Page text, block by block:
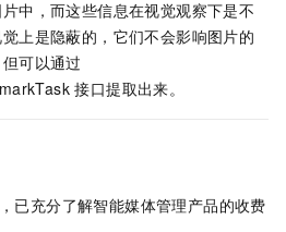
中，而这些信息在视觉观察下是不
上是隐蔽的，它们不会影响图片的
可以通过
接口提取出来。
已充分了解智能媒体管理产品的收费